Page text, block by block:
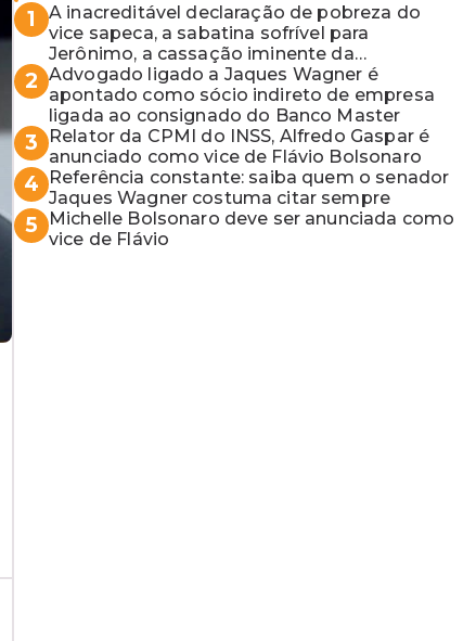
1
A inacreditável declaração de pobreza do
vice sapeca, a sabatina sofrível para
Jerônimo, a cassação iminente da
desembargadora e a vaga do Quinto para o
MP baiano
2 Advogado ligado a Jaques Wagner é
apontado como sócio indireto de empresa
ligada ao consignado do Banco Master
3
Relator da CPMI do INSS, Alfredo Gaspar é
anunciado como vice de Flávio Bolsonaro
4
Referência constante: saiba quem o senador
Jaques Wagner costuma citar sempre
5
Michelle Bolsonaro deve ser anunciada como
vice de Flávio